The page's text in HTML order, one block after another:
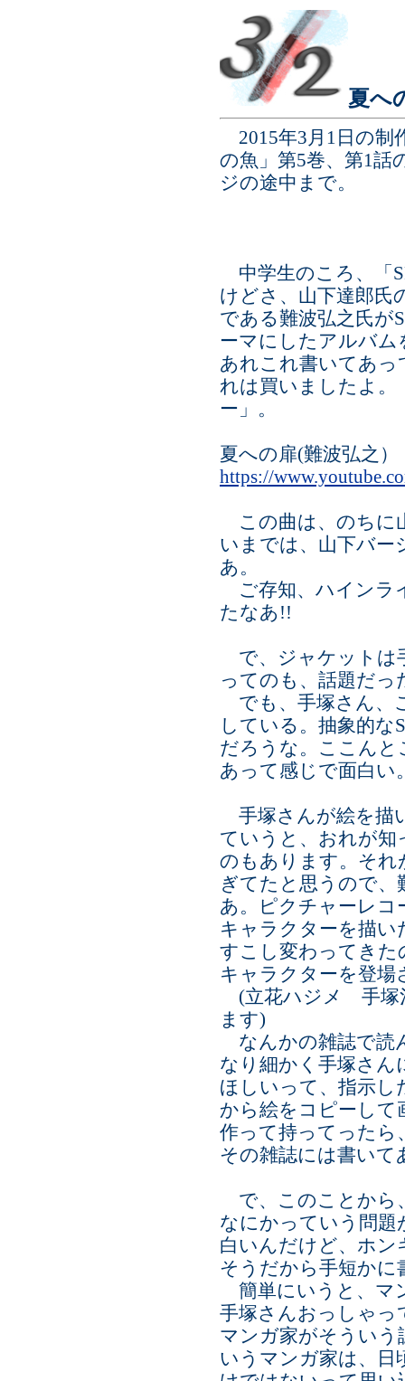
夏へ
2015年3月1日の制
の魚」第5巻、第1話
ジの途中まで。
中学生のころ、「
けどさ、山下達郎氏
である難波弘之氏が
ーマにしたアルバ
あれこれ書いてあっ
れは買いましたよ。
ー」。
夏への扉(難波弘之）
https://
この曲は、のちに
いまでは、山下バー
あ。
ご存知、ハインラ
たなあ!!
で、ジャケットは
ってのも、話題だっ
でも、手塚さん、
している。抽象的な
だろうな。ここん
あって感じで面白い
手塚さんが絵を描
ていうと、おれが知
のもあります。それ
ぎてたと思うので、
あ。ピクチャーレコ
キャラクターを描
すこし変わってきた
キャラクターを登場
(立花ハジメ 手塚
ます)
なんかの雑誌で読
なり細かく手塚さ
ほしいって、指示し
から絵をコピーし
作って持ってったら
その雑誌には書いて
で、このことから
なにかっていう問
白いんだけど、ホ
そうだから手短か
簡単にいうと、マ
手塚さんおっしゃっ
マンガ家がそうい
いうマンガ家は、日